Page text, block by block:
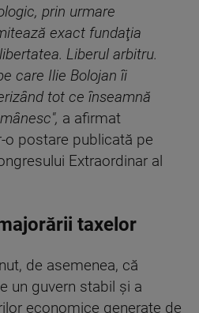
prin urmare
exact fundaţia
Liberul arbitru.
care Ilie Bolojan îi
tot ce înseamnă
a afirmat
o postare publicată pe
Extraordinar al
taxelor
de asemenea, că
un guvern stabil şi a
economice generate de